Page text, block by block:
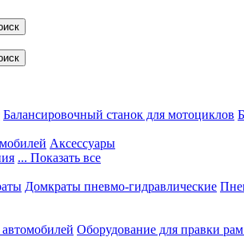
Балансировочный станок для мотоциклов
Аксессуары
... Показать все
Домкраты пневмо-гидравлические
Оборудование для правки рам